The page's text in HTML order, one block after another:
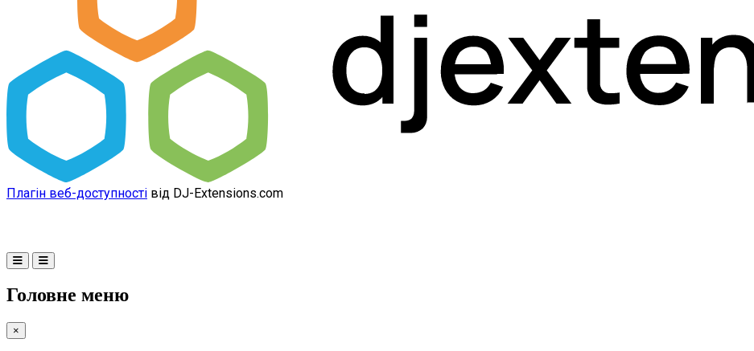
Плагін веб-доступності від DJ-Extensions.com
Головне меню
×